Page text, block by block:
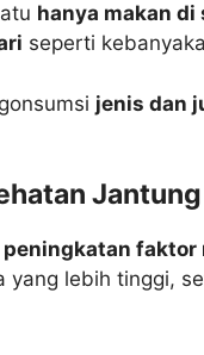
hanya makan di
seperti
jenis dan
Jantung
peningkatan faktor
lebih tinggi,